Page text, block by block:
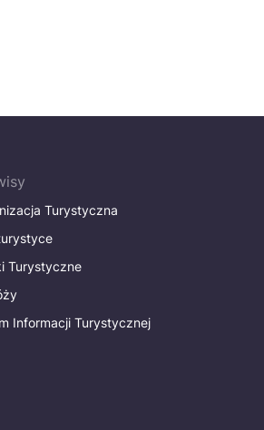
Turystyczna
Turystyczne
Informacji Turystycznej